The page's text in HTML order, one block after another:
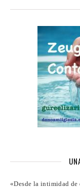
«Desde la intimidad de